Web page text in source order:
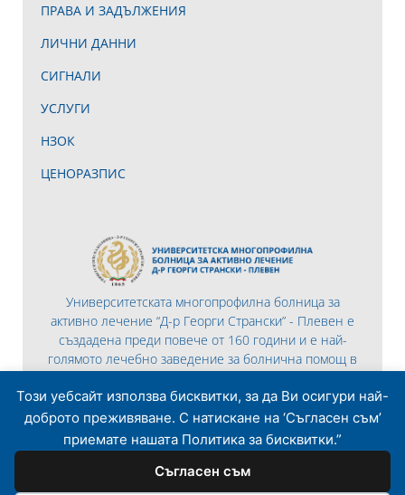
Този уебсайт използва бисквитки, за да Ви осигури най-
доброто преживяване. С натискане на ‘Съгласен съм’
приемате нашата Политика за бисквитки.”
Съгласен съм
Университетската многопрофилна болница за
активно лечение “Д-р Георги Странски” - Плевен е
създадена преди повече от 160 години и е най-
голямото лечебно заведение за болнична помощ в
ПРАВА И ЗАДЪЛЖЕНИЯ
ЛИЧНИ ДАННИ
СИГНАЛИ
УСЛУГИ
НЗОК
ЦЕНОРАЗПИС